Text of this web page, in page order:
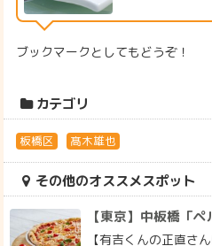
ブックマークとしてもどうぞ！
カテゴリ
板橋区 髙木雄也
その他のオススメスポット
【東京】中板橋「ペ
【有吉くんの正直さ